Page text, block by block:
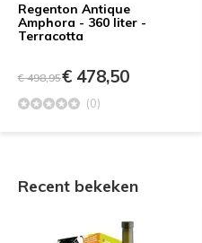
Regenton Antique
Amphora - 360 liter -
Terracotta
€ 498,95€ 478,50
(0)
Recent bekeken